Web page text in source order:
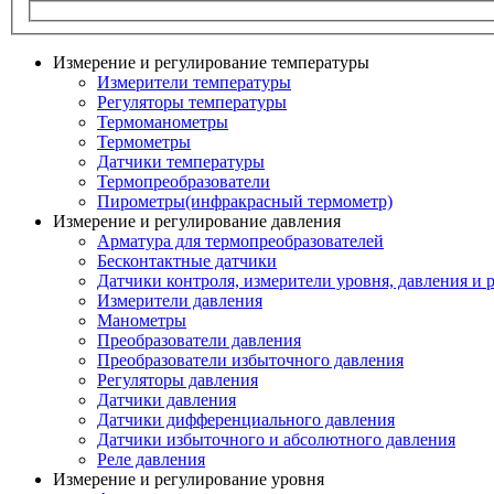
Измерение и регулирование температуры
Измерители температуры
Регуляторы температуры
Термоманометры
Термометры
Датчики температуры
Термопреобразователи
Пирометры(инфракрасный термометр)
Измерение и регулирование давления
Арматура для термопреобразователей
Бесконтактные датчики
Датчики контроля, измерители уровня, давления и
Измерители давления
Манометры
Преобразователи давления
Преобразователи избыточного давления
Регуляторы давления
Датчики давления
Датчики дифференциального давления
Датчики избыточного и абсолютного давления
Реле давления
Измерение и регулирование уровня